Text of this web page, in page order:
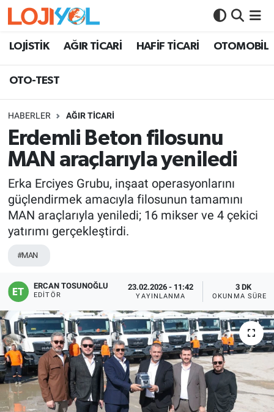
LOJİSTİK AĞIR TİCARİ HAFİF TİCARİ OTOMOBİL
OTO-TEST
HABERLER AĞIR TİCARİ
Erdemli Beton filosunu
MAN araçlarıyla yeniledi
Erka Erciyes Grubu, inşaat operasyonlarını
güçlendirmek amacıyla filosunun tamamını
MAN araçlarıyla yeniledi; 16 mikser ve 4 çekici
yatırımı gerçekleştirdi.
#MAN
ERCAN TOSUNOĞLU
EDITÖR
23.02.2026 - 11:42
YAYINLANMA
3 DK
OKUNMA SÜRESI
OTO-TEST